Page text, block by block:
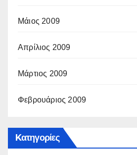
Μάιος 2009
Απρίλιος 2009
Μάρτιος 2009
Φεβρουάριος 2009
Kατηγορίες